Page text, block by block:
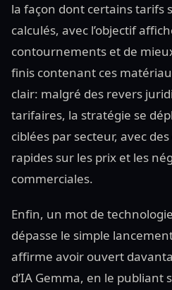
la façon dont certains tarifs
calculés, avec l’objectif
contournements et de
finis contenant ces
clair: malgré des revers
tarifaires, la stratégie se
ciblées par secteur, avec
rapides sur les prix et les
commerciales.
Enfin, un mot de
dépasse le simple
affirme avoir ouvert
d’IA Gemma, en le publiant